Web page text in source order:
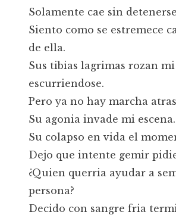
Solamente cae sin
Siento como se estremece
de ella.
Sus tibias lagrimas rozan
escurriendose.
Pero ya no hay marcha
Su agonia invade mi escena.
Su colapso en vida el
Dejo que intente gemir
¿Quien querria ayudar a
persona?
Decido con sangre fria